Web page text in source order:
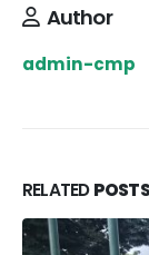
Author
admin-cmp
RELATEDPOSTS